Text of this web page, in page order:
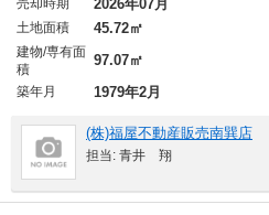
売却時期 2026年07月
土地面積 45.72㎡
建物/専有面
積
97.07㎡
築年月 1979年2月
(株)福屋不動産販売南巽店
担当: 青井 翔